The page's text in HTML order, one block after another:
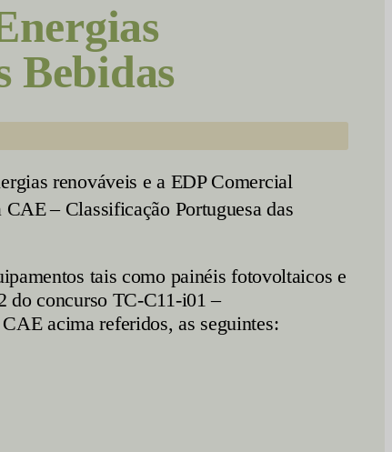
Bebidas
renováveis e a EDP Comercial
CAE– Classificação Portuguesa das
tais como painéis fotovoltaicos e
do concurso TC-C11-i01 –
acima referidos, as seguintes: